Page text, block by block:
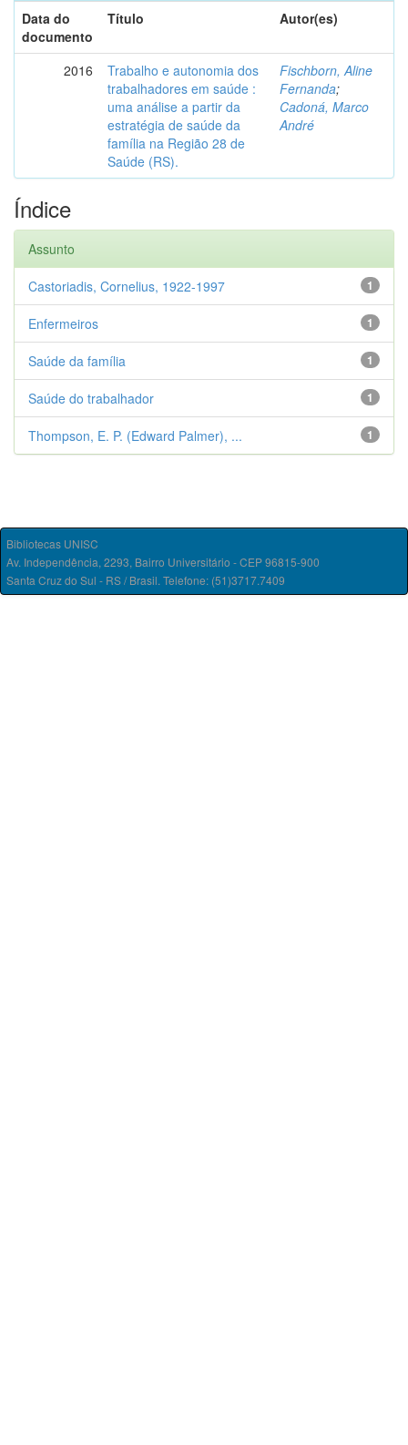
Data do
documento
Título Autor(es)
2016
Trabalho e autonomia dos
trabalhadores em saúde :
uma análise a partir da
estratégia de saúde da
família na Região 28 de
Saúde (RS).
Fischborn, Aline
Fernanda;
Cadoná, Marco
André
Índice
Assunto
1
Castoriadis, Cornelius, 1922-1997
1
Enfermeiros
1
Saúde da família
1
Saúde do trabalhador
1
Thompson, E. P. (Edward Palmer), ...
Bibliotecas UNISC
Av. Independência, 2293, Bairro Universitário - CEP 96815-900
Santa Cruz do Sul - RS / Brasil. Telefone: (51)3717.7409